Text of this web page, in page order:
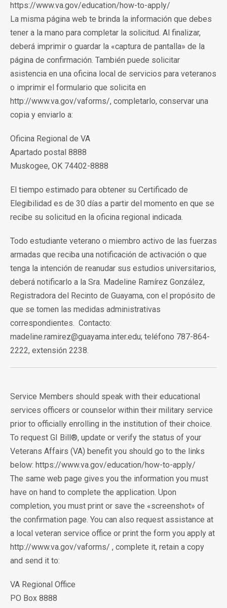
https://www.va.gov/education/how-to-apply/
La misma página web te brinda la información que debes
tener a la mano para completar la solicitud. Al finalizar,
deberá imprimir o guardar la «captura de pantalla» de la
página de confirmación. También puede solicitar
asistencia en una oficina local de servicios para veteranos
o imprimir el formulario que solicita en
http://www.va.gov/vaforms/, completarlo, conservar una
copia y enviarlo a:
Oficina Regional de VA
Apartado postal 8888
Muskogee, OK 74402-8888
El tiempo estimado para obtener su Certificado de
Elegibilidad es de 30 días a partir del momento en que se
recibe su solicitud en la oficina regional indicada.
Todo estudiante veterano o miembro activo de las fuerzas
armadas que reciba una notificación de activación o que
tenga la intención de reanudar sus estudios universitarios,
deberá notificarlo a la Sra. Madeline Ramírez González,
Registradora del Recinto de Guayama, con el propósito de
que se tomen las medidas administrativas
correspondientes. Contacto:
madeline.ramirez@guayama.inter.edu; teléfono 787-864-
2222, extensión 2238.
Service Members should speak with their educational
services officers or counselor within their military service
prior to officially enrolling in the institution of their choice.
To request GI Bill®, update or verify the status of your
Veterans Affairs (VA) benefit you should go to the links
below: https://www.va.gov/education/how-to-apply/
The same web page gives you the information you must
have on hand to complete the application. Upon
completion, you must print or save the «screenshot» of
the confirmation page. You can also request assistance at
a local veteran service office or print the form you apply at
http://www.va.gov/vaforms/ , complete it, retain a copy
and send it to:
VA Regional Office
PO Box 8888